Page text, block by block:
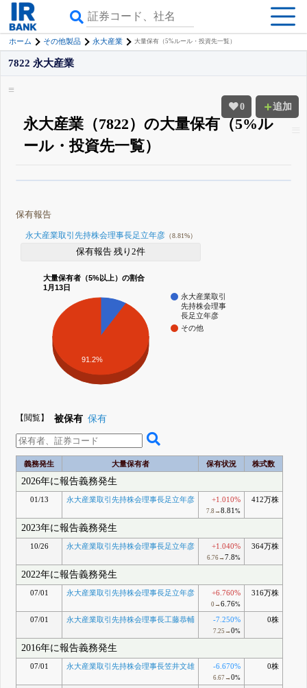
ホーム その他製品 永大産業 大量保有（5%ルール・投資先一覧）
0 追加
7822 永大産業
永大産業（7822）の大量保有（5%ル
ール・投資先一覧）
登録すると永久30%OFFと米株版の先行利用も付きます
保有報告
永大産業取引先持株会理事長足立年彦 （8.81%）
保有報告 残り2件
大量保有者（5%以上）の割合
1月13日
永大産業取引
先持株会理事
長足立年彦
その他
91.2%
【閲覧】 被保有 保有
義務発生 大量保有者 保有状況 株式数
2026年に報告義務発生
01/13 永大産業取引先持株会理事長足立年彦 +1.010%
7.8→ 8.81 %
412万株
2023年に報告義務発生
10/26 永大産業取引先持株会理事長足立年彦 +1.040%
6.76→ 7.8%
364万株
2022年に報告義務発生
07/01 永大産業取引先持株会理事長足立年彦 +6.760%
0→ 6.76%
316万株
07/01 永大産業取引先持株会理事長工藤恭輔 -7.250%
7.25→ 0%
0株
2016年に報告義務発生
07/01 永大産業取引先持株会理事長笠井文雄 -6.670%
6.67→ 0%
0株